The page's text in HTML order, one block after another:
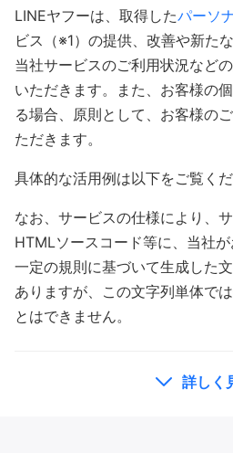
LINEヤフーは、取得したパーソ
ビス（※1）の提供、改善や新た
当社サービスのご利用状況など
いただきます。また、お客様の
る場合、原則として、お客様の
ただきます。
具体的な活用例は以下をご覧くだ
なお、サービスの仕様により、
HTMLソースコード等に、当社
一定の規則に基づいて生成した
ありますが、この文字列単体で
とはできません。
詳しく